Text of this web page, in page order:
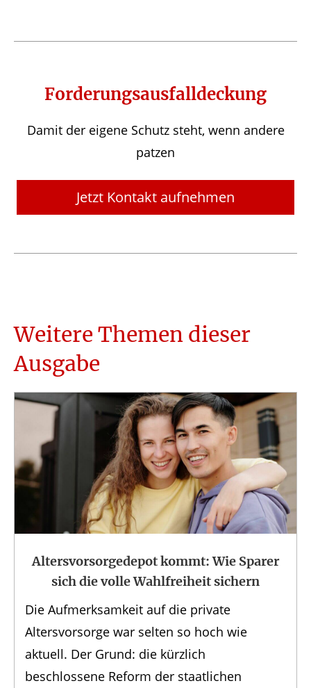
Forderungsausfalldeckung
Damit der eigene Schutz steht, wenn andere
patzen
Jetzt Kontakt aufnehmen
Weitere Themen dieser
Ausgabe
Altersvorsorge­depot kommt: Wie Sparer
sich die volle Wahlfreiheit sichern
Die Aufmerksamkeit auf die private
Altersvorsorge war selten so hoch wie
aktuell. Der Grund: die kürzlich
beschlossene Reform der staatlichen